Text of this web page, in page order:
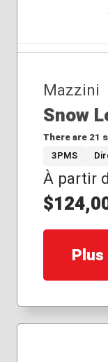
Mazzini
Snow
There are 21
175/
175/
185/
185/
185/65R14
185/
195/
3PMS
À partir